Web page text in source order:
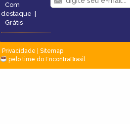
Com
destaque |
Grátis
Privacidade
Sitemap
pelo time do EncontraBrasil